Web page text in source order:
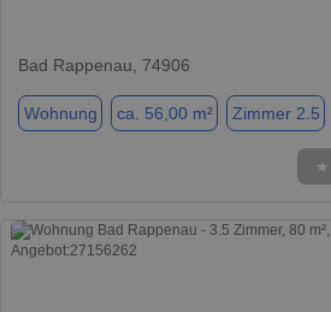
Bad Rappenau, 74906
Wohnung ca. 56,00 m² Zimmer 2.5
★